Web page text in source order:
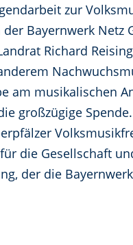
zur
Bayernwerk Netz
Richard
am musikalischen
großzügige
die Gesellschaft
der die